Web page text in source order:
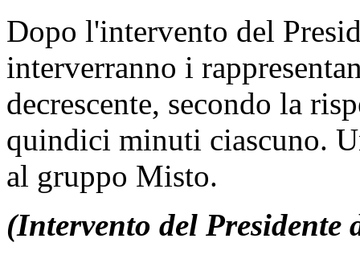
Dopo l'intervento del
interverranno i
decrescente, secondo la
quindici minuti ciascuno.
al gruppo Misto.
(Intervento del